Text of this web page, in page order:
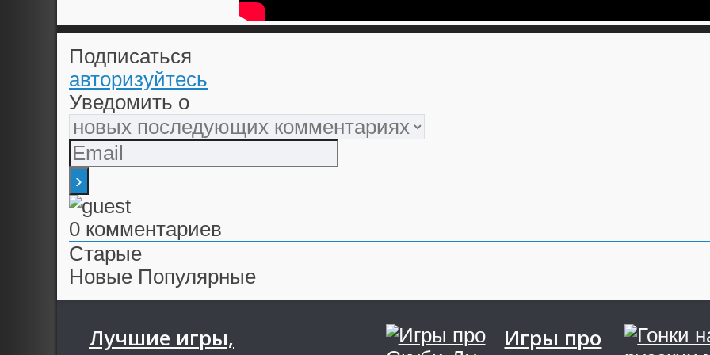
Подписаться
авторизуйтесь
Уведомить о
0 комментариев
Старые
Новые Популярные
Лучшие игры,
Игры про